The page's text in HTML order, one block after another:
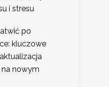
i stresu
po
kluczowe
nowym